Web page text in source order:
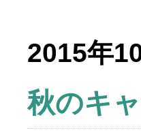
2015年
秋のキ